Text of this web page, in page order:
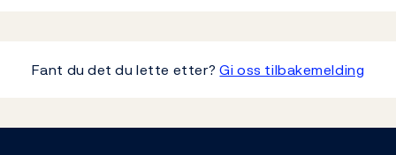
Fant du det du lette etter?Gi oss tilbakemelding